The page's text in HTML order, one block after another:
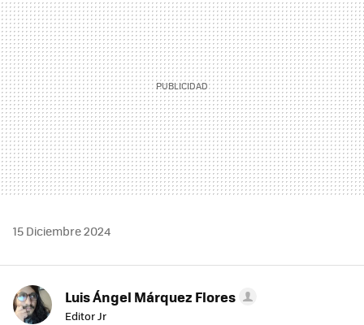
15 Diciembre 2024
Luis Ángel Márquez Flores
Editor Jr